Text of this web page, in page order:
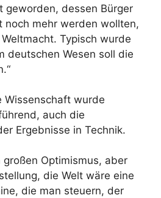
geworden, dessen Bürger
noch mehr werden wollten,
Typisch wurde
deutschen Wesen soll die
Wissenschaft wurde
auch die
Ergebnisse in Technik.
großen Optimismus, aber
die Welt wäre eine
die man steuern, der